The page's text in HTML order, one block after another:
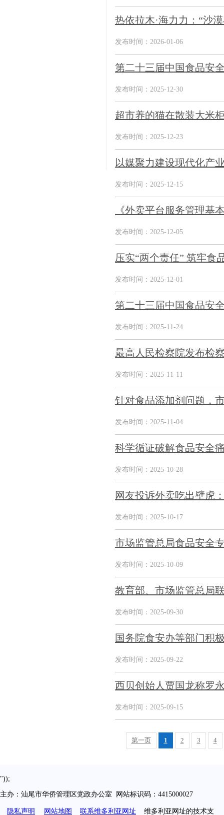
热依拉木·海力力：“沙
发布时间：2026-01-06
第二十三届中国食品安
发布时间：2025-12-30
超市养的猫在散装大米
发布时间：2025-12-23
以媒聚力建设现代化产
发布时间：2025-12-15
《外卖平台服务管理基
发布时间：2025-12-05
压实“两个责任” 筑牢食
发布时间：2025-12-01
第二十三届中国食品安
发布时间：2025-11-24
最高人民检察院发布检
发布时间：2025-11-11
针对食品添加剂问题，
发布时间：2025-11-04
科学循证破解食品安全
发布时间：2025-10-28
网友投诉外卖吃出壁虎
发布时间：2025-10-17
市场监管总局食品安全
发布时间：2025-10-09
教育部、市场监管总局
发布时间：2025-09-30
国务院食安办等部门积
发布时间：2025-09-22
西贝创始人贾国龙称罗
发布时间：2025-09-15
第一页 1 2 3 4
"));
主办：汕尾市华侨管理区党政办公室 网站标识码：4415000027
隐私声明 网站地图 联系维多利亚网址 维多利亚网址的技术支